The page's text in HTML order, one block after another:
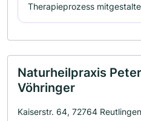
Therapieprozess
Naturheilpraxis Peter
Vöhringer
Kaiserstr. 64, 72764 Reutlingen